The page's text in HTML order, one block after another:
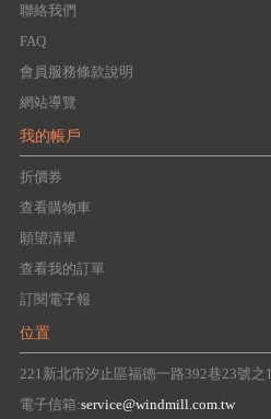
聯絡我們
FAQ
會員服務條款說明
網站導覽
我的帳戶
折價券
查看購物車
願望清單
查看我的訂單
訂閱電子報
位置
221新北市汐止區福德一路392巷23號之1
電子信箱:service@windmill.com.tw